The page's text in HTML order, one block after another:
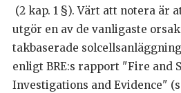
(2 kap. 1 §). Värt att notera är
utgör en av de vanligaste
takbaserade
enligt BRE:s rapport "Fire and
Investigations and Evidence"